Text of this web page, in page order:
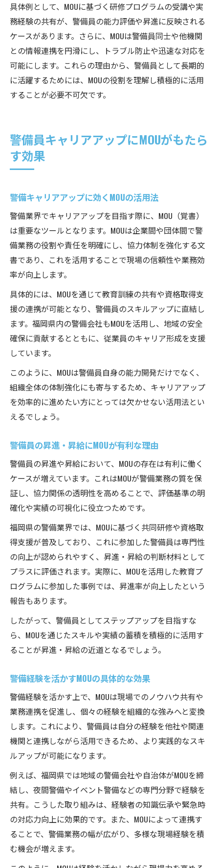
具体例として、MOUに基づく研修プログラムの受講や実
務経験の共有が、警備員の能力評価や昇進に反映される
ケースがあります。さらに、MOUは警備員同士や他機関
との情報連携を円滑にし、トラブル防止や迅速な対応を
可能にします。これらの理由から、警備員として長期的
に活躍するためには、MOUの役割を理解し積極的に活用
することが必要不可欠です。
警備員キャリアアップにMOUがもたら
す効果
警備キャリアアップに効くMOUの活用法
警備業界でキャリアアップを目指す際に、MOU（覚書）
は重要なツールとなります。MOUは企業間や団体間で警
備業務の役割や責任を明確にし、協力体制を強化する文
書であり、これを活用することで現場の信頼性や業務効
率が向上します。
具体的には、MOUを通じて教育訓練の共有や資格取得支
援の連携が可能となり、警備員のスキルアップに直結し
ます。福岡県内の警備会社もMOUを活用し、地域の安全
確保に貢献するとともに、従業員のキャリア形成を支援
しています。
このように、MOUは警備員自身の能力開発だけでなく、
組織全体の体制強化にも寄与するため、キャリアアップ
を効率的に進めたい方にとっては欠かせない活用法とい
えるでしょう。
警備員の昇進・昇給にMOUが有利な理由
警備員の昇進や昇給において、MOUの存在は有利に働く
ケースが増えています。これはMOUが警備業務の質を保
証し、協力関係の透明性を高めることで、評価基準の明
確化や実績の可視化に役立つためです。
福岡県の警備業界では、MOUに基づく共同研修や資格取
得支援が普及しており、これに参加した警備員は専門性
の向上が認められやすく、昇進・昇給の判断材料として
プラスに評価されます。実際に、MOUを活用した教育プ
ログラムに参加した事例では、昇進率が向上したという
報告もあります。
したがって、警備員としてステップアップを目指すな
ら、MOUを通じたスキルや実績の蓄積を積極的に活用す
ることが昇進・昇給の近道となるでしょう。
警備経験を活かすMOUの具体的な効果
警備経験を活かす上で、MOUは現場でのノウハウ共有や
業務連携を促進し、個々の経験を組織的な強みへと変換
します。これにより、警備員は自分の経験を他社や関連
機関と連携しながら活用できるため、より実践的なスキ
ルアップが可能になります。
例えば、福岡県では地域の警備会社や自治体がMOUを締
結し、夜間警備やイベント警備などの専門分野で経験を
共有。こうした取り組みは、経験者の知識伝承や緊急時
の対応力向上に効果的です。また、MOUによって連携す
ることで、警備業務の幅が広がり、多様な現場経験を積
む機会が増えます。